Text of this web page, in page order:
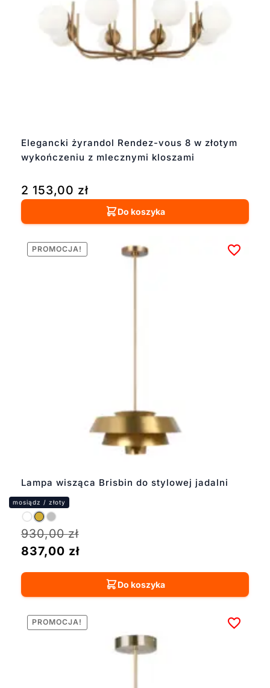
Elegancki żyrandol Rendez-vous 8 w złotym
wykończeniu z mlecznymi kloszami
2 153,00 zł
Do koszyka
Lampa wisząca Brisbin do stylowej jadalni
PROMOCJA!
930,00zł
837,00 zł
Do koszyka
PROMOCJA!